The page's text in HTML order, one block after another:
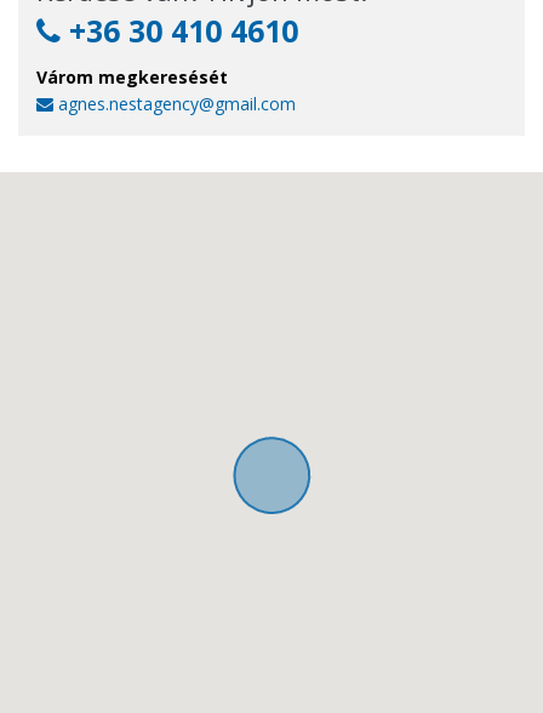
+36 30 410 4610
Várom megkeresését
agnes.nestagency@gmail.com